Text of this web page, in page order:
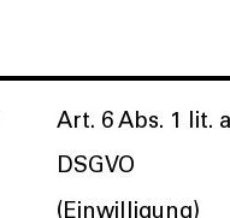
Art. 6 Abs. 1 lit. a
DSGVO
(Einwilligung)